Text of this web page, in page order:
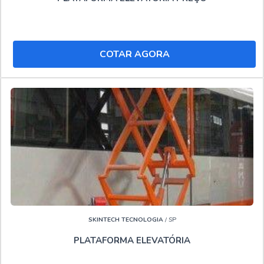
clientes.
Ainda focando em Aluguel de plataforma elevatória
Ipatinga, deve-se descartar empresas que não tenham
própria, detalhes primordiais que são deixados de lado por
muitas empresas que não focam na fidelização do cliente.
SOLUÇÕES INDUSTRIAIS, LÍDER QUANDO PRECISAR
DE ALUGUEL DE PLATAFORMA ELEVATÓRIA
Entenda os motivos pelos quais o Soluções Industriais é
líder quando o assunto for :
altamente qualificada
COTAR AGORA
SKINTECH TECNOLOGIA/ SP
PLATAFORMA ELEVATÓRIA